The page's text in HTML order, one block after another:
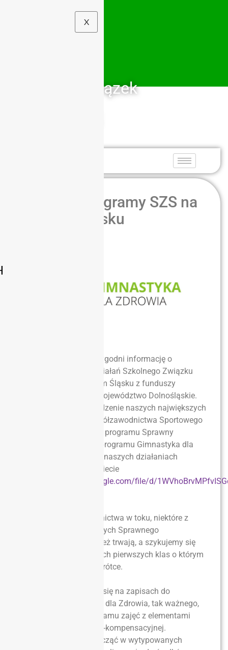
Szkolny Związek
X
Ruszają programy SZS na
Dolnym Śląsku
Mamy już od dwóch tygodni informację o
dofinansowaniu do działań Szkolnego Związku
Sportowego na Dolnym Śląsku z funduszy
przekazanych przez Województwo Dolnośląskie.
Umożliwią one prowadzenie naszych największych
programów, m.in. Współzawodnictwa Sportowego
Szkół Dolnego Śląska, programu Sprawny
Dolnoślązaczek oraz programu Gimnastyka dla
Zdrowia. Informację o naszych działaniach
programowych znajdziecie
https://drive.google.com/file/d/
Zawody Współzawodnictwa w toku, niektóre z
propozycji programowych Sprawnego
Dolnoślązaczka również trwają, a szykujemy się
pilnie do naboru nowych pierwszych klas o którym
poinformujemy już wkrótce.
W tej chwili skupiamy się na zapisach do
programu Gimnastyka dla Zdrowia, tak ważnego,
zwłaszcza teraz, programu zajęć z elementami
gimnastyki korekcyjno-kompensacyjnej.
Chcielibyśmy je rozpocząć w wytypowanych